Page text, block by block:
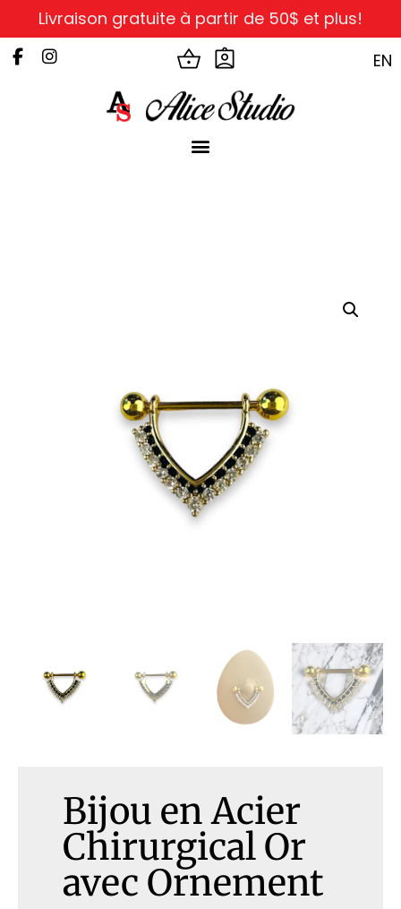
Livraison gratuite à partir de 50$ et plus!
EN
Bijou en Acier
Chirurgical Or
avec Ornement